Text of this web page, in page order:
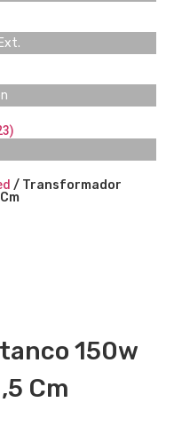
/ Transformador
150w
Cm